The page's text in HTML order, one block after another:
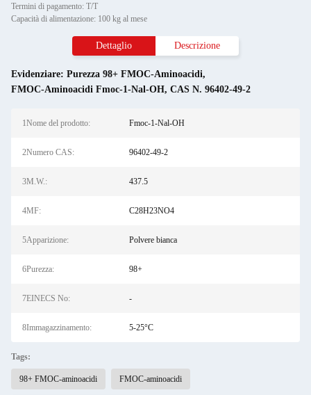
Termini di pagamento: T/T
Capacità di alimentazione: 100 kg al mese
Dettaglio Descrizione
Evidenziare: Purezza 98+ FMOC-Aminoacidi,
FMOC-Aminoacidi Fmoc-1-Nal-OH, CAS N. 96402-49-2
1Nome del prodotto: Fmoc-1-Nal-OH
2Numero CAS: 96402-49-2
3M.W.: 437.5
4MF: C28H23NO4
5Apparizione: Polvere bianca
6Purezza: 98+
7EINECS No: -
8Immagazzinamento: 5-25°C
Tags:
98+ FMOC-aminoacidi FMOC-aminoacidi